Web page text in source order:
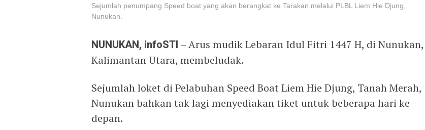
Sejumlah penumpang Speed boat yang akan berangkat ke Tarakan melalui PLBL Liem Hie Djung,
Nunukan.
NUNUKAN, infoSTI – Arus mudik Lebaran Idul Fitri 1447 H, di Nunukan,
Kalimantan Utara, membeludak.
Sejumlah loket di Pelabuhan Speed Boat Liem Hie Djung, Tanah Merah,
Nunukan bahkan tak lagi menyediakan tiket untuk beberapa hari ke
depan.